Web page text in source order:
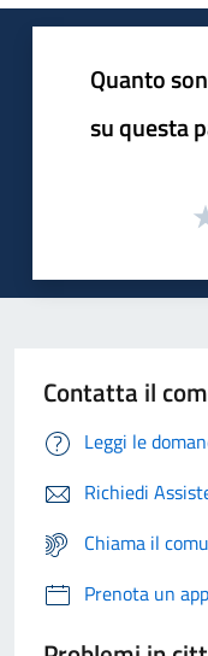
Quanto
su questa
Contatta il
Leggi le
Richiedi
Chiama il
Prenota un